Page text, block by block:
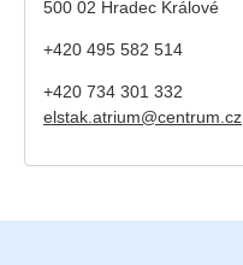
500 02 Hradec Králové
+420 495 582 514
+420 734 301 332
elstak.atrium@centrum.cz